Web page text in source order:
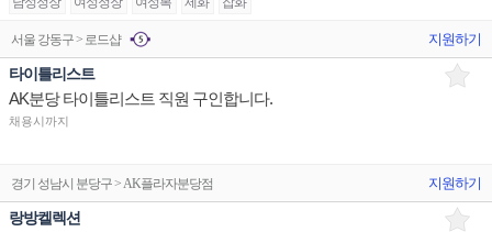
서울 강동구 > 로드샵 지원하기
타이틀리스트
AK분당 타이틀리스트 직원 구인합니다.
채용시까지
경기 성남시 분당구 > AK플라자분당점 지원하기
랑방켈렉션